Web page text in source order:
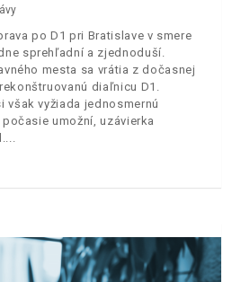
po D1 pri Bratislave v smere
sprehľadní a zjednoduší.
mesta sa vrátia z dočasnej
diaľnicu D1.
však vyžiada jednosmernú
umožní, uzávierka